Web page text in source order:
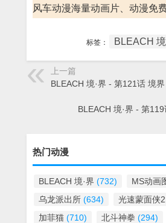
风车动漫海量动画片、动漫免
标签： BLEACH 境
上一篇
BLEACH 境·界 - 第121话 境
BLEACH 境·界 - 第
热门动漫
BLEACH 境·界 (732) MS动画
乌龙派出所 (634) 光速蒙面侠
加菲猫 (710) 北斗神拳 (294)